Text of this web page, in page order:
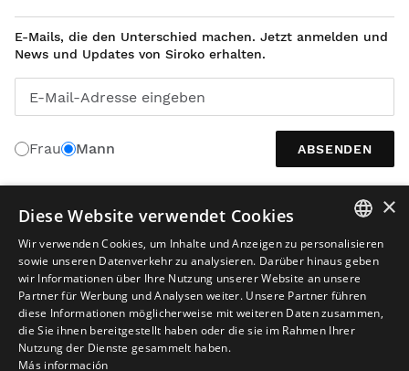
E-Mails, die den Unterschied machen. Jetzt anmelden und
News und Updates von Siroko erhalten.
E-Mail-Adresse eingeben
Frau Mann ABSENDEN
DEUTSCH
Rechtlicher Hinweis Cookies Allgemeine Geschäftsbedingungen
SPANISH
ENGLISH
GREEK
×
Diese Website verwendet Cookies
Wir verwenden Cookies, um Inhalte und Anzeigen zu personalisieren
sowie unseren Datenverkehr zu analysieren. Darüber hinaus geben
wir Informationen über Ihre Nutzung unserer Website an unsere
Partner für Werbung und Analysen weiter. Unsere Partner führen
diese Informationen möglicherweise mit weiteren Daten zusammen,
die Sie ihnen bereitgestellt haben oder die sie im Rahmen Ihrer
Nutzung der Dienste gesammelt haben.
Más información